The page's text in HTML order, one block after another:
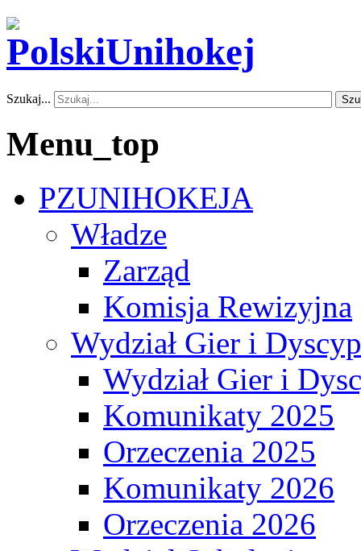
Szukaj...
Menu_top
PZUNIHOKEJA
Władze
Zarząd
Komisja Rewizyjna
Wydział Gier i
Wydział Gier i
Komunikaty 2025
Orzeczenia 2025
Komunikaty 2026
Orzeczenia 2026